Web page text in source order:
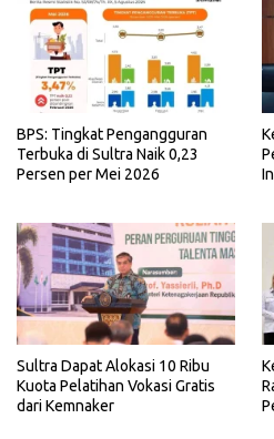
BPS: Tingkat Pengangguran
Terbuka di Sultra Naik 0,23
Persen per Mei 2026
Sultra Dapat Alokasi 10 Ribu
Kuota Pelatihan Vokasi Gratis
dari Kemnaker